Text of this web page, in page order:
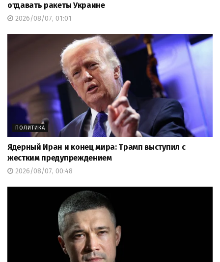
отдавать ракеты Украине
2026/08/07, 01:01
ПОЛИТИКА
Ядерный Иран и конец мира: Трамп выступил с
жестким предупреждением
2026/08/07, 00:48